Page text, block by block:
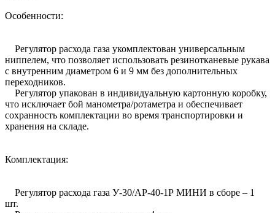
Особенности:
Регулятор расхода газа укомплектован универсальным
ниппелем, что позволяет использовать резинотканевые рукава
с внутренним диаметром 6 и 9 мм без дополнительных
переходников.
Регулятор упакован в индивидуальную картонную коробку,
что исключает бой манометра/ротаметра и обеспечивает
сохранность комплектации во время транспортировки и
хранения на складе.
Комплектация:
Регулятор расхода газа У-30/АР-40-1Р МИНИ в сборе – 1
шт.